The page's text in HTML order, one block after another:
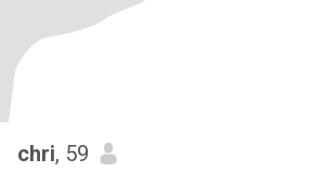
chri, 59